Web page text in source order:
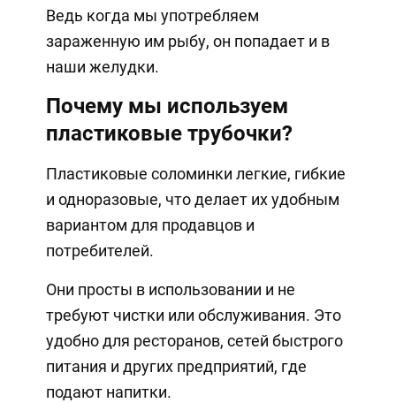
Ведь когда мы употребляем
зараженную им рыбу, он попадает и в
наши желудки.
Почему мы используем
пластиковые трубочки?
Пластиковые соломинки легкие, гибкие
и одноразовые, что делает их удобным
вариантом для продавцов и
потребителей.
Они просты в использовании и не
требуют чистки или обслуживания. Это
удобно для ресторанов, сетей быстрого
питания и других предприятий, где
подают напитки.